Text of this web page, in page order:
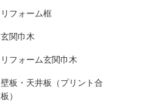
リフォーム框
玄関巾木
リフォーム玄関巾木
壁板・天井板（プリント合
板）